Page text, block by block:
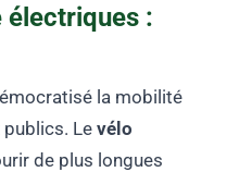
:
la mobilité
publics. Levélo
de plus longues